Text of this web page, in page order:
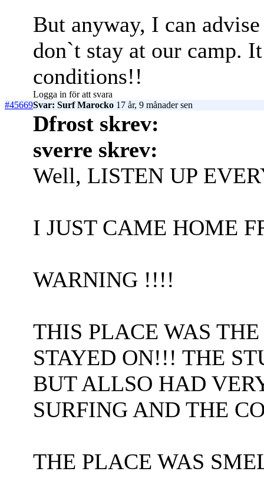
But anyway, I can
don`t stay at our camp.
conditions!!
Logga in för att svara
#45669Svar: Surf Marocko 17 år, 9 månader sen
Dfrost skrev:
sverre skrev:
Well, LISTEN UP
I JUST CAME HOME
WARNING !!!!
THIS PLACE WAS
STAYED ON!!! THE
BUT ALLSO HAD
SURFING AND THE
THE PLACE WAS